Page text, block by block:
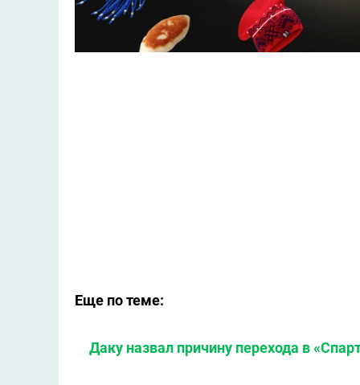
Еще по теме:
Даку назвал причину перехода в